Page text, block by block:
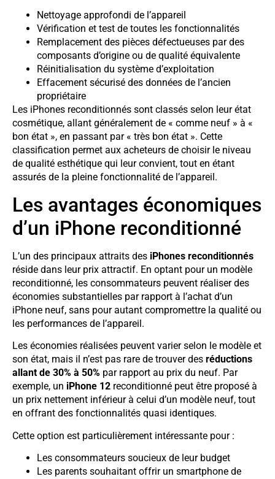
Nettoyage approfondi de l’appareil
Vérification et test de toutes les fonctionnalités
Remplacement des pièces défectueuses par des
composants d’origine ou de qualité équivalente
Réinitialisation du système d’exploitation
Effacement sécurisé des données de l’ancien
propriétaire
Les iPhones reconditionnés sont classés selon leur état
cosmétique, allant généralement de « comme neuf » à «
bon état », en passant par « très bon état ». Cette
classification permet aux acheteurs de choisir le niveau
de qualité esthétique qui leur convient, tout en étant
assurés de la pleine fonctionnalité de l’appareil.
Les avantages économiques
d’un iPhone reconditionné
L’un des principaux attraits des iPhones reconditionnés
réside dans leur prix attractif. En optant pour un modèle
reconditionné, les consommateurs peuvent réaliser des
économies substantielles par rapport à l’achat d’un
iPhone neuf, sans pour autant compromettre la qualité ou
les performances de l’appareil.
Les économies réalisées peuvent varier selon le modèle et
son état, mais il n’est pas rare de trouver des réductions
allant de 30% à 50% par rapport au prix du neuf. Par
exemple, un iPhone 12 reconditionné peut être proposé à
un prix nettement inférieur à celui d’un modèle neuf, tout
en offrant des fonctionnalités quasi identiques.
Cette option est particulièrement intéressante pour :
Les consommateurs soucieux de leur budget
Les parents souhaitant offrir un smartphone de